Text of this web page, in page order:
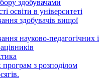
здобувачами
освіти в університеті
здобувачів вищої
науково-педагогічних і
програм з розподілoм